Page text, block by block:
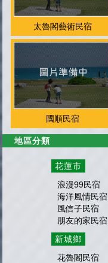
太魯閣藝術民宿
國順民宿
地區分類
花蓮市
浪漫99民宿
海洋風情民宿
風信子民宿
朋友的家民宿
新城鄉
花魯閣民宿